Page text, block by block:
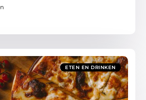
ETEN EN DRINKEN